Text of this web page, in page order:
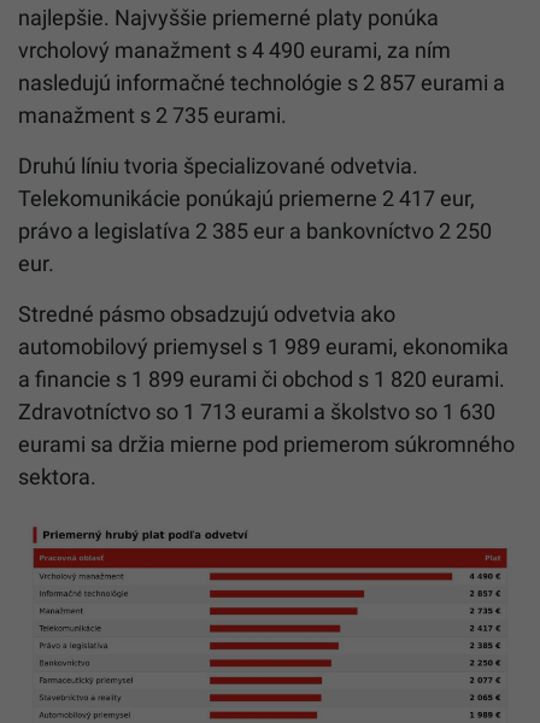
najlepšie. Najvyššie priemerné platy ponúka
vrcholový manažment s 4 490 eurami, za ním
nasledujú informačné technológie s 2 857 eurami a
manažment s 2 735 eurami.
Druhú líniu tvoria špecializované odvetvia.
Telekomunikácie ponúkajú priemerne 2 417 eur,
právo a legislatíva 2 385 eur a bankovníctvo 2 250
eur.
Stredné pásmo obsadzujú odvetvia ako
automobilový priemysel s 1 989 eurami, ekonomika
a financie s 1 899 eurami či obchod s 1 820 eurami.
Zdravotníctvo so 1 713 eurami a školstvo so 1 630
eurami sa držia mierne pod priemerom súkromného
sektora.